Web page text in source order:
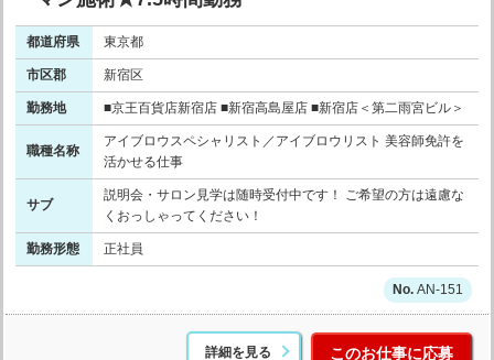
都道府県 東京都
市区郡 新宿区
勤務地 ■京王百貨店新宿店 ■新宿高島屋店 ■新宿店＜第二雨宮ビル＞
職種名称
アイブロウスペシャリスト／アイブロウリスト 美容師免許を
活かせる仕事
サブ
説明会・サロン見学は随時受付中です！ ご希望の方は遠慮な
くおっしゃってください！
勤務形態 正社員
AN-151
詳細を見る このお仕事に応募